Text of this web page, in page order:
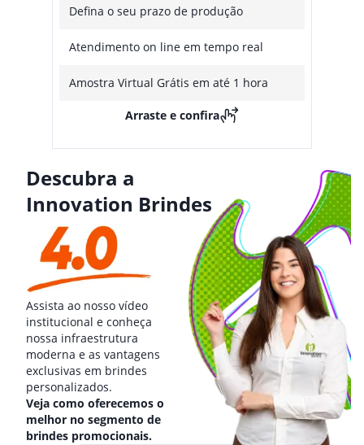
Defina o seu prazo de produção
Atendimento on line em tempo real
Amostra Virtual Grátis em até 1 hora
Arraste e confira
Descubra a
Innovation Brindes
Assista ao nosso vídeo
institucional e conheça
nossa infraestrutura
moderna e as vantagens
exclusivas em brindes
personalizados.
Veja como oferecemos o
melhor no segmento de
brindes promocionais.